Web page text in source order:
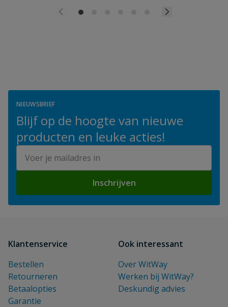
NIEUWSBRIEF
Blijf op de hoogte van nieuwe
producten en leuke acties!
Inschrijven
Klantenservice
Bestellen
Retourneren
Betaalopties
Garantie
Ook interessant
Over WitWay
Werken bij WitWay?
Deskundig advies